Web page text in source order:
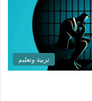
تربية وتعليم